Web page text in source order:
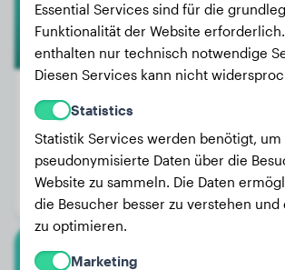
Gewicht:
Alter:
2
Geschlecht:
Essential Services sind für die
Funktionalität der Website
enthalten nur technisch notwendige
Diesen Services kann nicht
Statistics
Statistik Services werden benötigt, um
pseudonymisierte Daten über die
Website zu sammeln. Die Daten
die Besucher besser zu verstehen und
zu optimieren.
Marketing